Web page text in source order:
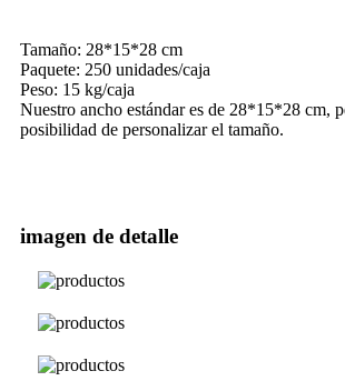
Tamaño: 28*15*28 cm
Paquete: 250 unidades/caja
Peso: 15 kg/caja
Nuestro ancho estándar es de 28*15*28 cm,
posibilidad de personalizar el tamaño.
imagen de detalle